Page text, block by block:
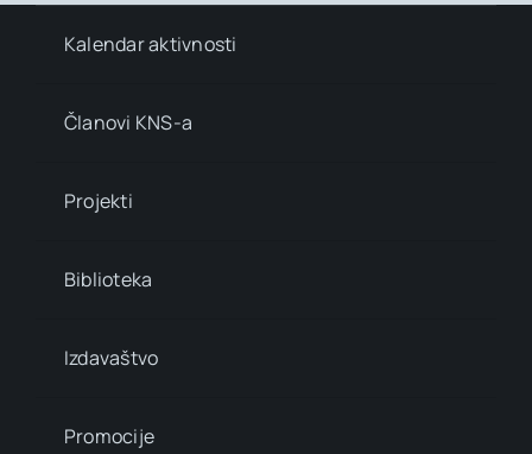
Kalendar aktivnosti
Članovi KNS-a
Projekti
Biblioteka
Izdavaštvo
Promocije